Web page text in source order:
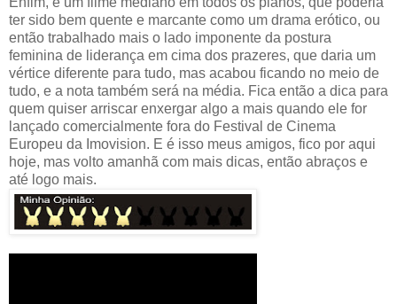
ter sido bem quente e marcante como um drama erótico, ou
então trabalhado mais o lado imponente da postura
feminina de liderança em cima dos prazeres, que daria um
vértice diferente para tudo, mas acabou ficando no meio de
tudo, e a nota também será na média. Fica então a dica para
quem quiser arriscar enxergar algo a mais quando ele for
lançado comercialmente fora do Festival de Cinema
Europeu da Imovision. E é isso meus amigos, fico por aqui
hoje, mas volto amanhã com mais dicas, então abraços e
até logo mais.